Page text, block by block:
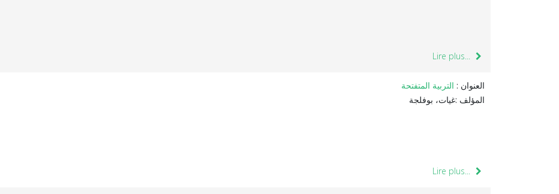
Lire plus...
العنوان : التربية المتفتحة
المؤلف :غيات، بوفلجة
Lire plus...